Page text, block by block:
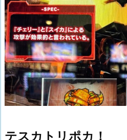
テスカトリポカ！